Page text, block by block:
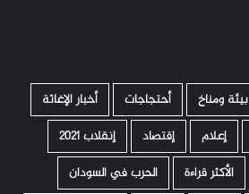
­ بيئة ومناخ أحتجاجات
أخبار الإغاثة
إعلام إقتصاد
إنقلاب 2021
الأكثر قراءة
الحرب في السودان